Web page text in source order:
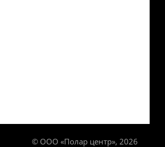
© ООО «Полар центр», 2026